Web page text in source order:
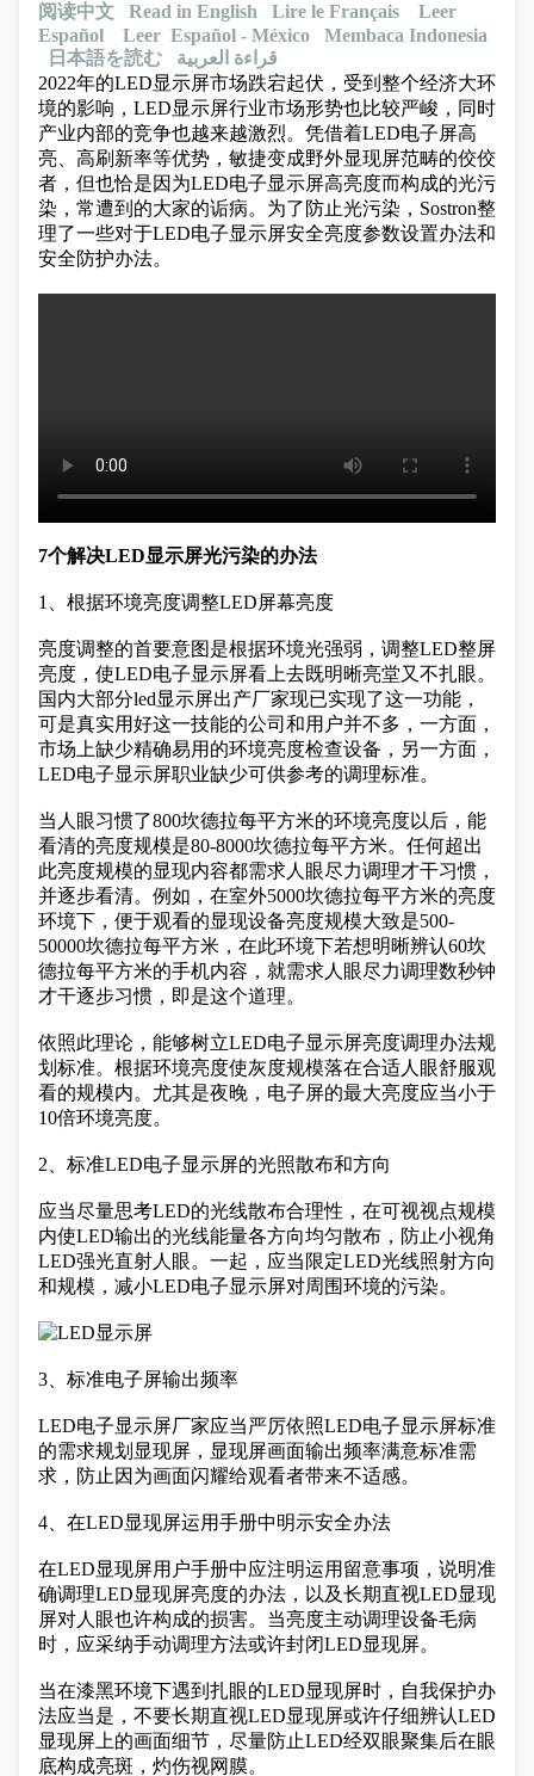
阅读中文 Read in English Lire le Français
Leer
Español
Leer Español - México
Membaca Indonesia
日本語を読む
قراءة العربية
2022年的LED显示屏市场跌宕起伏，受到整个经济大环
境的影响， LED显示屏行业市场形势也比较严峻，同时
产业内部的竞争也越来越激烈。凭借着LED电子屏高
亮、高刷新率等优势，敏捷变成野外显现屏范畴的佼佼
者，但也恰是因为LED电子显示屏高亮度而构成的光污
染，常遭到的大家的诟病。为了防止光污染，Sostron整
理了一些对于LED电子显示屏安全亮度参数设置办法和
安全防护办法。
7个解决LED显示屏光污染的办法
1、根据环境亮度调整LED屏幕亮度
亮度调整的首要意图是根据环境光强弱，调整LED整屏
亮度，使LED电子显示屏看上去既明晰亮堂又不扎眼。
国内大部分led显示屏出产厂家现已实现了这一功能，
可是真实用好这一技能的公司和用户并不多，一方面，
市场上缺少精确易用的环境亮度检查设备，另一方面，
LED电子显示屏职业缺少可供参考的调理标准。
当人眼习惯了800坎德拉每平方米的环境亮度以后，能
看清的亮度规模是80-8000坎德拉每平方米。任何超出
此亮度规模的显现内容都需求人眼尽力调理才干习惯，
并逐步看清。例如，在室外5000坎德拉每平方米的亮度
环境下，便于观看的显现设备亮度规模大致是500-
50000坎德拉每平方米，在此环境下若想明晰辨认60坎
德拉每平方米的手机内容，就需求人眼尽力调理数秒钟
才干逐步习惯，即是这个道理。
依照此理论，能够树立LED电子显示屏亮度调理办法规
划标准。根据环境亮度使灰度规模落在合适人眼舒服观
看的规模内。尤其是夜晚，电子屏的最大亮度应当小于
10倍环境亮度。
2、标准LED电子显示屏的光照散布和方向
应当尽量思考LED的光线散布合理性，在可视视点规模
内使LED输出的光线能量各方向均匀散布，防止小视角
LED强光直射人眼。一起，应当限定LED光线照射方向
和规模，减小LED电子显示屏对周围环境的污染。
3、标准电子屏输出频率
LED电子显示屏厂家应当严厉依照LED电子显示屏标准
的需求规划显现屏，显现屏画面输出频率满意标准需
求，防止因为画面闪耀给观看者带来不适感。
4、在LED显现屏运用手册中明示安全办法
在LED显现屏用户手册中应注明运用留意事项，说明准
确调理LED显现屏亮度的办法，以及长期直视LED显现
屏对人眼也许构成的损害。当亮度主动调理设备毛病
时，应采纳手动调理方法或许封闭LED显现屏。
当在漆黑环境下遇到扎眼的LED显现屏时，自我保护办
法应当是，不要长期直视LED显现屏或许仔细辨认LED
显现屏上的画面细节，尽量防止LED经双眼聚集后在眼
底构成亮斑，灼伤视网膜。